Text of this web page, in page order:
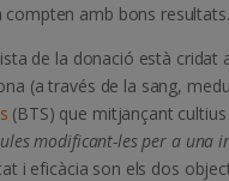
compten amb bons resultats.
de la donació està cridat
(a través de la sang,
(BTS) que mitjançant cultius
modificant-les per a una
i eficàcia son els dos